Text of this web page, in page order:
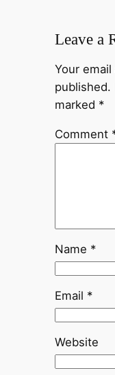
Leave a
Your
published.
marked *
Comment
Name *
Email *
Website